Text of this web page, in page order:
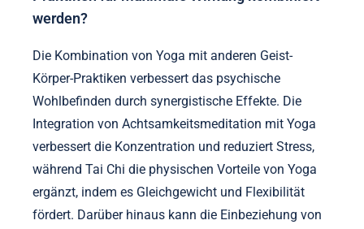
Pranayama konsequent. Schließlich kann es Stress
umarmen Sie stattdessen eine persönliche,
achtsame Praxis.
Wie kann Yoga mit anderen Geist-Körper-
Praktiken für maximale Wirkung kombiniert
werden?
Die Kombination von Yoga mit anderen Geist-
Körper-Praktiken verbessert das psychische